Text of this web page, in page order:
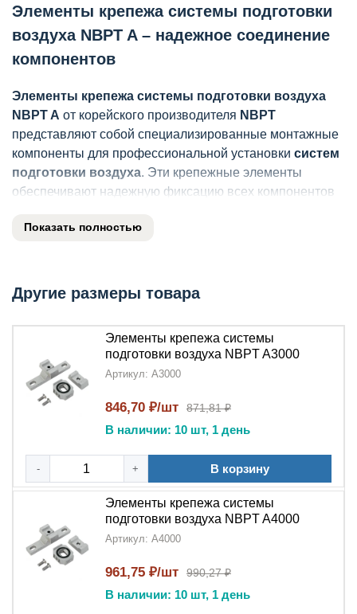
Элементы крепежа системы подготовки
воздуха NBPT A – надежное соединение
компонентов
Элементы крепежа системы подготовки воздуха
NBPT A от корейского производителя NBPT
представляют собой специализированные монтажные
компоненты для профессиональной установки систем
подготовки воздуха. Эти крепежные элементы
обеспечивают надежную фиксацию всех компонентов
NBPT Aвключают:
Кронштейны и монтажные пластины из
оцинкованной стали
Комплекты крепежных винтов и гаек с
антикоррозийным покрытием
Резиновые демпферы для виброизоляции
Быстросъемные зажимы для удобного
Унифицированные крепления для всех
компонентовNBPT
Области применения
Элементы крепежа системы подготовки воздуха
NBPT A используются при монтаже:
Промышленныхсистем подготовки воздуха
Показать полностью
Другие размеры товара
Элементы крепежа системы
подготовки воздуха NBPT A3000
Артикул: A3000
846,70 ₽/шт 871,81 ₽
В наличии: 10 шт, 1 день
- + В корзину
Элементы крепежа системы
подготовки воздуха NBPT A4000
Артикул: A4000
961,75 ₽/шт 990,27 ₽
В наличии: 10 шт, 1 день